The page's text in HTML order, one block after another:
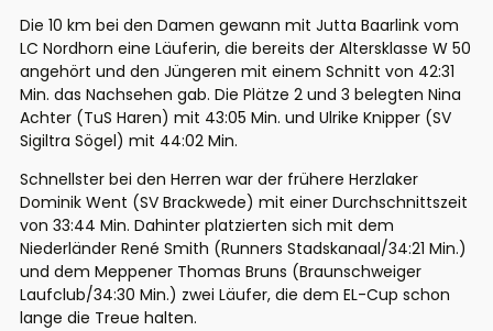
Die 10 km bei den Damen gewann mit Jutta Baarlink vom
LC Nordhorn eine Läuferin, die bereits der Altersklasse W 50
angehört und den Jüngeren mit einem Schnitt von 42:31
Min. das Nachsehen gab. Die Plätze 2 und 3 belegten Nina
Achter (TuS Haren) mit 43:05 Min. und Ulrike Knipper (SV
Sigiltra Sögel) mit 44:02 Min.
Schnellster bei den Herren war der frühere Herzlaker
Dominik Went (SV Brackwede) mit einer Durchschnittszeit
von 33:44 Min. Dahinter platzierten sich mit dem
Niederländer René Smith (Runners Stadskanaal/34:21 Min.)
und dem Meppener Thomas Bruns (Braunschweiger
Laufclub/34:30 Min.) zwei Läufer, die dem EL-Cup schon
lange die Treue halten.